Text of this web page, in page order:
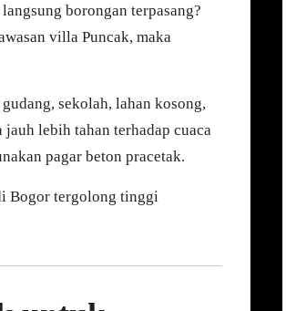
borongan terpasang?
villa Puncak, maka
sekolah, lahan kosong,
lebih tahan terhadap cuaca
pagar beton pracetak.
Bogor tergolong tinggi